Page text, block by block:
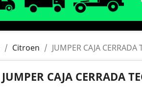
Citroen JUMPER CAJA
JUMPER CAJA CERRADA